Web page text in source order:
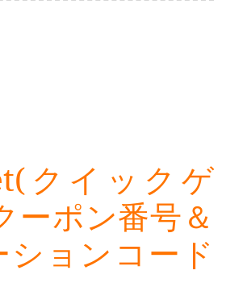
クイックゲ
ーポン番号＆
ョンコード